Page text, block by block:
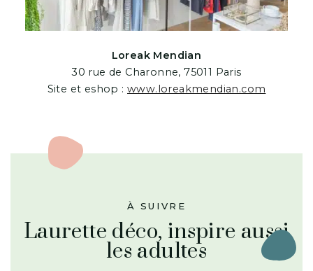
Loreak Mendian
30 rue de Charonne, 75011 Paris
Site et eshop : www.loreakmendian.com
À SUIVRE
Laurette déco, inspire aussi
les adultes